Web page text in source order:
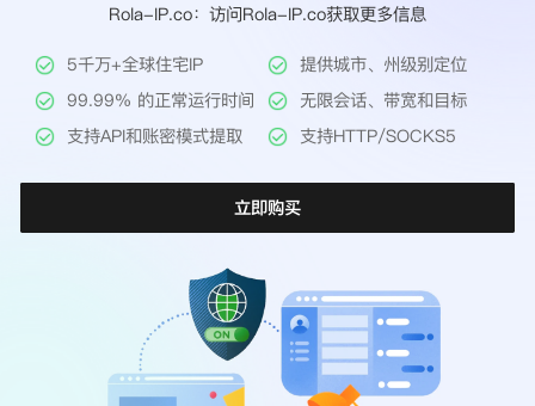
工具
帮助中心
Rola-IP.co：访问Rola-IP.co获取更多信息
5千万+全球住宅IP
提供城市、州级别定位
99.99% 的正常运行时间
无限会话、带宽和目标
支持API和账密模式提取
支持HTTP/SOCKS5
立即购买